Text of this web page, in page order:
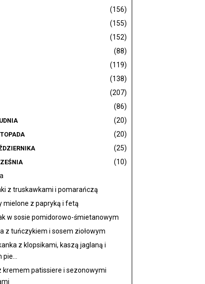
(156)
(155)
(152)
(88)
(119)
(138)
(207)
(86)
(20)
(20)
(25)
(10)
z truskawkami i pomarańczą
mielone z papryką i fetą
w sosie pomidorowo-śmietanowym
z tuńczykiem i sosem ziołowym
z klopsikami, kaszą jaglaną i
kremem patissiere i sezonowymi